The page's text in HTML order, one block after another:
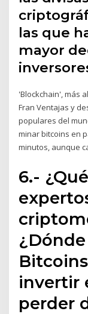
las que
mayor
'Blockchain', más
Fran Ventajas y
populares del
minar bitcoins en
minutos, aunque
6.-
invertir
perder